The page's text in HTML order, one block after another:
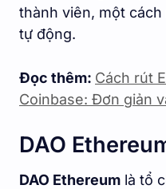
thành viên, một
tự động.
Đọc thêm: Cách rút
Coinbase: Đơn giản
DAO
DAO Ethereum là tổ